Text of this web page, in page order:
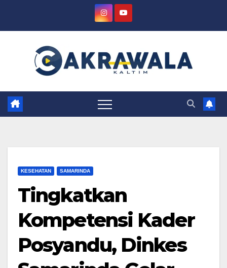
KESEHATAN SAMARINDA
Tingkatkan
Kompetensi Kader
Posyandu, Dinkes